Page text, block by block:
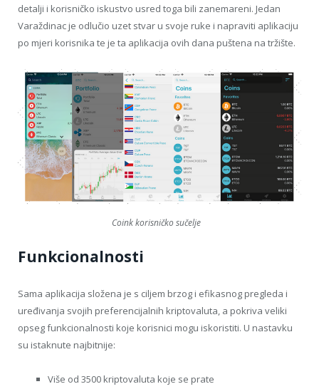
detalji i korisničko iskustvo usred toga bili zanemareni. Jedan
Varaždinac je odlučio uzet stvar u svoje ruke i napraviti aplikaciju
po mjeri korisnika te je ta aplikacija ovih dana puštena na tržište.
Coink korisničko sučelje
Funkcionalnosti
Sama aplikacija složena je s ciljem brzog i efikasnog pregleda i
uređivanja svojih preferencijalnih kriptovaluta, a pokriva veliki
opseg funkcionalnosti koje korisnici mogu iskoristiti. U nastavku
su istaknute najbitnije:
Više od 3500 kriptovaluta koje se prate